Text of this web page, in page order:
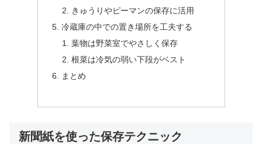
きゅうりやピーマンの保存に活用
冷蔵庫の中での置き場所を工夫する
葉物は野菜室でやさしく保存
根菜は冷気の弱い下段がベスト
まとめ
新聞紙を使った保存テクニック